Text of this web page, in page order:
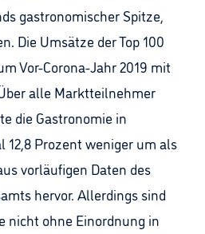
gastronomischer Spitze,
Die Umsätze der Top 100
Vor-Corona-Jahr 2019 mit
alle Marktteilnehmer
die Gastronomie in
12,8 Prozent weniger um als
vorläufigen Daten des
hervor. Allerdings sind
nicht ohne Einordnung in